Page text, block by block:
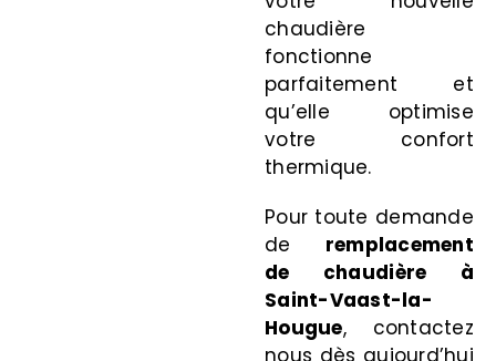
chaudière
fonctionne
parfaitement et
qu’elle optimise
votre confort
thermique.
Pour toute demande
de remplacement
de chaudière à
Saint-Vaast-la-
Hougue, contactez
nous dès aujourd’hui